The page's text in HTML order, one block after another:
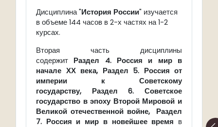
Дисциплина "История России" изучается
в объеме 144 часов в 2-х частях на 1-2
курсах.
Вторая часть дисциплины
содержит Раздел 4. Россия и мир в
начале ХХ века, Раздел 5. Россия от
империи к Советскому
государству, Раздел 6. Советское
государство в эпоху Второй Мировой и
Великой отечественной войне,
Раздел
7. Россия и мир в новейшее время в